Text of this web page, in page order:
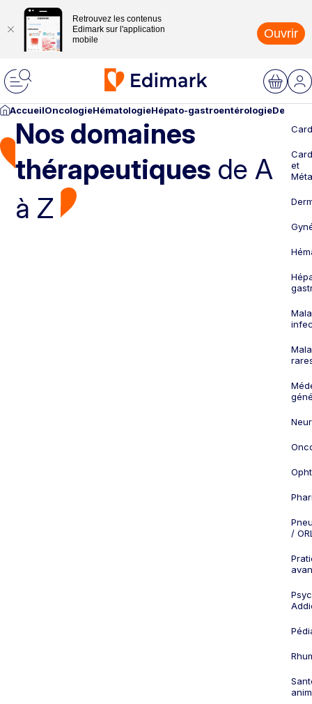
Retrouvez les contenus
Edimark sur l'application
mobile
Ouvrir
AccueilOncologieHématologieHépato-gastroentérologie
Nos domaines
thérapeutiques de A
à Z
et
/